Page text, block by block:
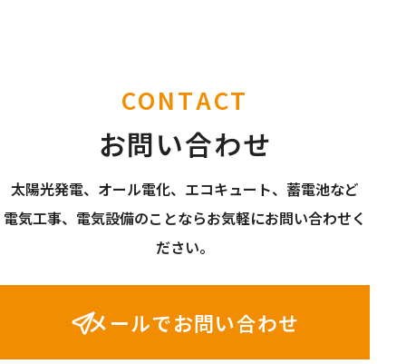
CONTACT
お問い合わせ
太陽光発電、オール電化、エコキュート、蓄電池など
電気工事、電気設備のことならお気軽にお問い合わせく
ださい。
メールでお問い合わせ